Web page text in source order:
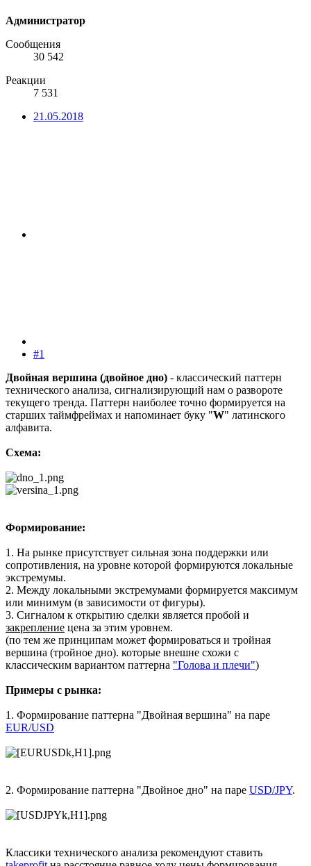
Администратор
Сообщения
30 542
Реакции
7 531
21.05.2018
#1
Двойная вершина (двойное дно) - классический паттерн
технического анализа, сигнализирующий нам о развороте
текущего тренда. Паттерн наиболее точно формируется на
старших таймфреймах и напоминает буку "W" латинского
алфавита.
Схема:
Формирование:
1. На рынке присутствует сильная зона поддержки или
сопротивления, на уровне которой формируются локальные
экстремумы.
2. Между локальными экстремумами формируется максимум
или минимум (в зависимости от фигуры).
3. Сигналом к открытию сделки является пробой и
закрепление цена за этим уровнем.
(по тем же принципам может формироваться и тройная
вершина (тройное дно). которые внешне схожи с
классическим вариантом паттерна "Голова и плечи")
Примеры с рынка:
1. Формирование паттерна "Двойная вершина" на паре
EUR/USD
2. Формирование паттерна "Двойное дно" на паре USD/JPY.
Классики технического анализа рекомендуют ставить